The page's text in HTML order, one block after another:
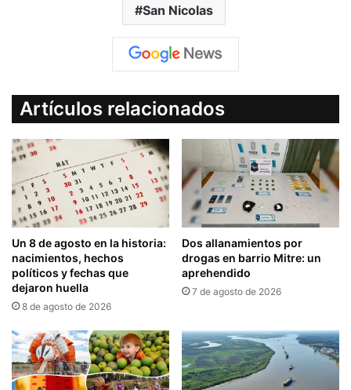
San Nicolas
Artículos relacionados
Un 8 de agosto en la historia:
nacimientos, hechos
políticos y fechas que
dejaron huella
8 de agosto de 2026
Dos allanamientos por
drogas en barrio Mitre: un
aprehendido
7 de agosto de 2026